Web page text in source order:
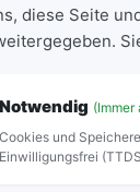
diese Seite
Notwendig (Immer
Cookies und
Einwilligungsfrei